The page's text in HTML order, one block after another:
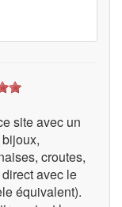
site avec un
croutes,
avec le
équivalent).